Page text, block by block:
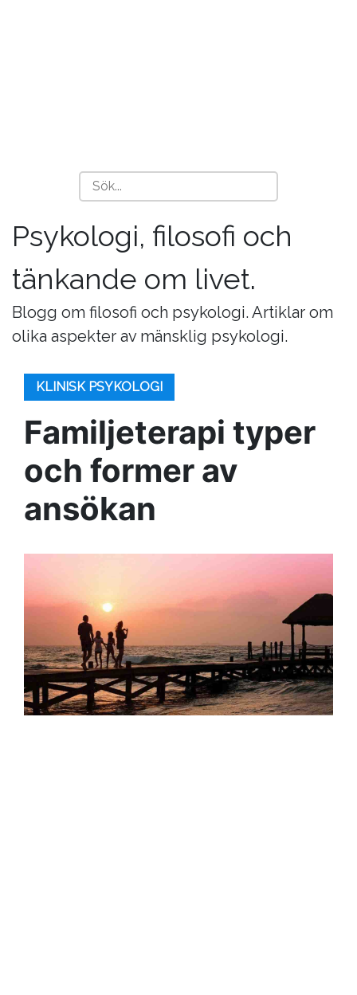
Psykologi, filosofi och
tänkande om livet.
Blogg om filosofi och psykologi. Artiklar om
olika aspekter av mänsklig psykologi.
KLINISK PSYKOLOGI
Familjeterapi typer
och former av
ansökan